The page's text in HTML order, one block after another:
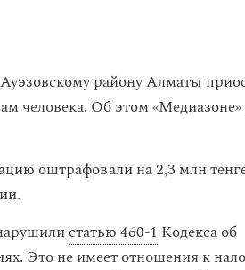
району Алматы
человека. Об этом «Медиазоне»
оштрафовали на 2,3 млн
статью 460-1 Кодекса об
Это не имеет отношения к